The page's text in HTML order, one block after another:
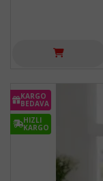
KARGO
BEDAVA
HIZLI
KARGO